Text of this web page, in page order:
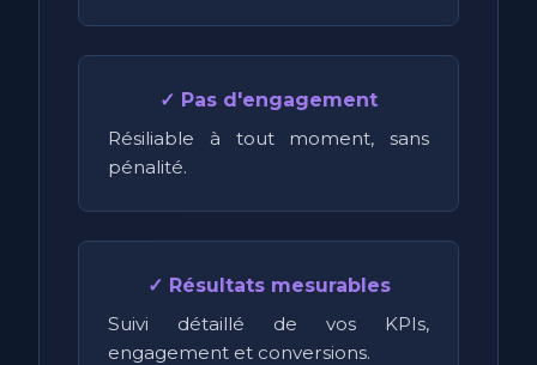
✓ Pas d'engagement
Résiliable à tout moment, sans
pénalité.
✓ Résultats mesurables
Suivi détaillé de vos KPIs,
engagement et conversions.